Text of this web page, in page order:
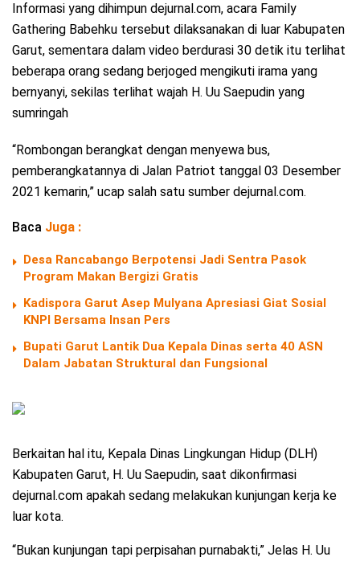
Informasi yang dihimpun dejurnal.com, acara Family
Gathering Babehku tersebut dilaksanakan di luar Kabupaten
Garut, sementara dalam video berdurasi 30 detik itu terlihat
beberapa orang sedang berjoged mengikuti irama yang
bernyanyi, sekilas terlihat wajah H. Uu Saepudin yang
sumringah
“Rombongan berangkat dengan menyewa bus,
pemberangkatannya di Jalan Patriot tanggal 03 Desember
2021 kemarin,” ucap salah satu sumber dejurnal.com.
Baca Juga :
Desa Rancabango Berpotensi Jadi Sentra Pasok
Program Makan Bergizi Gratis
Kadispora Garut Asep Mulyana Apresiasi Giat Sosial
KNPI Bersama Insan Pers
Bupati Garut Lantik Dua Kepala Dinas serta 40 ASN
Dalam Jabatan Struktural dan Fungsional
Berkaitan hal itu, Kepala Dinas Lingkungan Hidup (DLH)
Kabupaten Garut, H. Uu Saepudin, saat dikonfirmasi
dejurnal.com apakah sedang melakukan kunjungan kerja ke
luar kota.
“Bukan kunjungan tapi perpisahan purnabakti,” Jelas H. Uu